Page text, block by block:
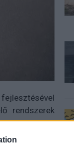
rendszerek
kevesebb